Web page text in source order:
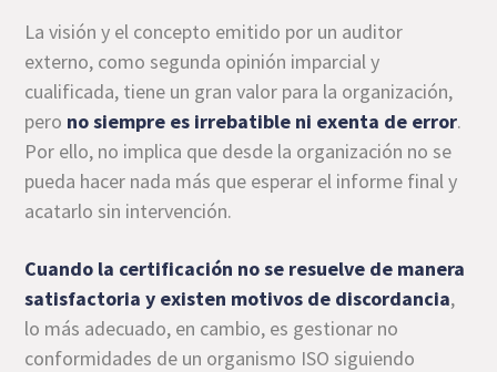
La visión y el concepto emitido por un auditor
externo, como segunda opinión imparcial y
cualificada, tiene un gran valor para la organización,
pero no siempre es irrebatible ni exenta de error.
Por ello, no implica que desde la organización no se
pueda hacer nada más que esperar el informe final y
acatarlo sin intervención.
Cuando la certificación no se resuelve de manera
satisfactoria y existen motivos de discordancia,
lo más adecuado, en cambio, es gestionar no
conformidades de un organismo ISO siguiendo